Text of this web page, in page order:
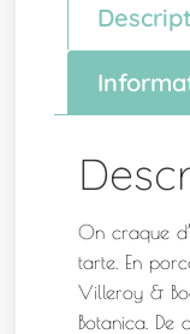
On craque
tarte. En
Villeroy &
Botanica.